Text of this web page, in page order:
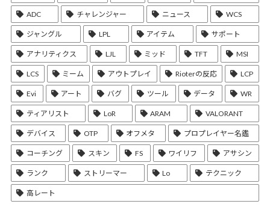
ADC チャレンジャー ニュース WCS
ジャングル LPL アイテム サポート
アナリティクス LJL ミッド TFT MSI
LCS ミーム アウトプレイ Rioterの反応 LCP
Evi アート バグ ツール データ WR
ティアリスト LoR ARAM VALORANT
デバイス OTP オフメタ プロプレイヤー名鑑
コーチング スキン FS ワイリフ アサシン
ランク ストリーマー Lo テクニック
高レート